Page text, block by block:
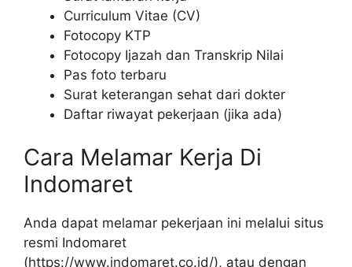
Curriculum Vitae (CV)
Fotocopy KTP
Fotocopy Ijazah dan Transkrip Nilai
Pas foto terbaru
Surat keterangan sehat dari dokter
Daftar riwayat pekerjaan (jika ada)
Cara Melamar Kerja Di
Indomaret
Anda dapat melamar pekerjaan ini melalui situs
resmi Indomaret
(https://www.indomaret.co.id/), atau dengan